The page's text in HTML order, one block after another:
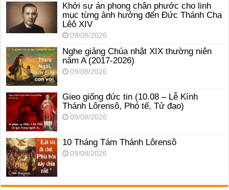
Khởi sự án phong chân phước cho linh
mục từng ảnh hưởng đến Đức Thánh Cha
Lêô XIV
09/08/2026
Nghe giảng Chúa nhật XIX thường niên
năm A (2017-2026)
09/08/2026
Gieo giống đức tin (10.08 – Lễ Kính
Thánh Lôrensô, Phó tế, Tử đạo)
09/08/2026
10 Tháng Tám Thánh Lôrensô
09/08/2026